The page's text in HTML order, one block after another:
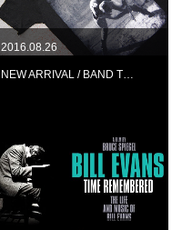
2016.08.26
NEW ARRIVAL / BAND T…